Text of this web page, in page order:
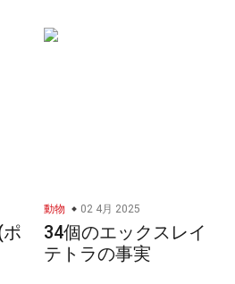
動物 02 4月 2025
34個のエックスレイ
テトラの事実